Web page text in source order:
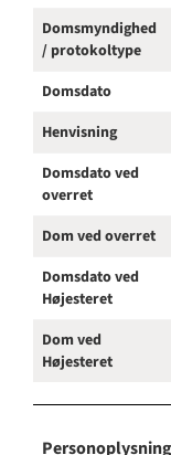
Domsmyndighed
/ protokoltype
Domsdato
Henvisning
Domsdato ved
overret
Dom ved overret
Domsdato ved
Højesteret
Dom ved
Højesteret